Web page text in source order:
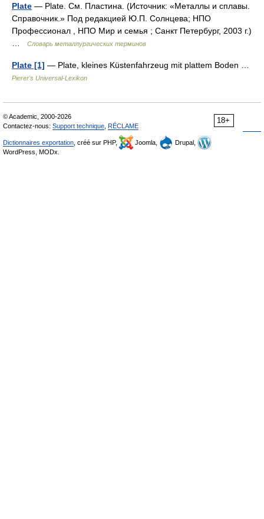
Plate — Plate. См. Пластина. (Источник: «Металлы и сплавы.
Справочник.» Под редакцией Ю.П. Солнцева; НПО
Профессионал , НПО Мир и семья ; Санкт Петербург, 2003 г.)
Словарь металлургических терминов
Plate [1] — Plate, kleines Küstenfahrzeug mit plattem Boden …
Pierer's Universal-Lexikon
18+
© Academic, 2000-2026
Contactez-nous: Support technique RÉCLAME
Dictionnaires exportation , créé sur PHP, Joomla,
Drupal,
WordPress, MODx.